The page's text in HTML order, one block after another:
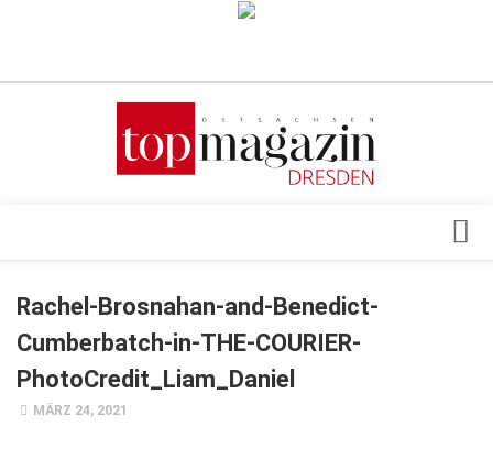
Verkaufsstellen
Top Gesundheitsforum Dresden / Ostsachsen
Mediadaten
Events
Geschäft
Rachel-Brosnahan-and-Benedict-
Cumberbatch-in-THE-COURIER-
PhotoCredit_Liam_Daniel
MÄRZ 24, 2021